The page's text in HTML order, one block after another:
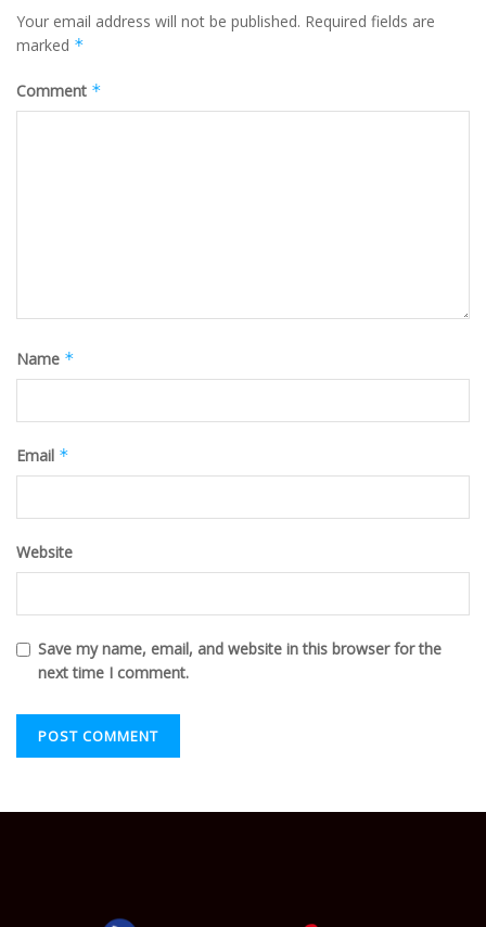
Your email address will not be published. Required fields are
marked *
Comment *
Name *
Email *
Website
Save my name, email, and website in this browser for the
next time I comment.